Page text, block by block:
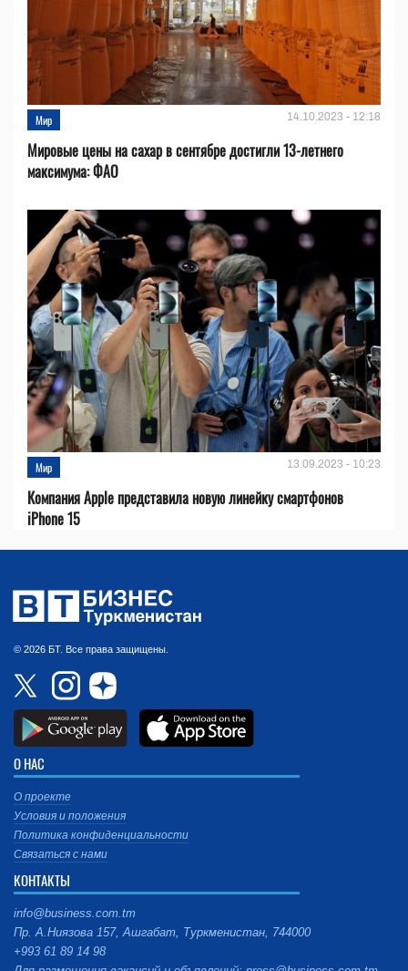
Мир 14.10.2023 - 12:18
Мировые цены на сахар в сентябре достигли 13-летнего
максимума: ФАО
Мир 13.09.2023 - 10:23
Компания Apple представила новую линейку смартфонов
iPhone 15
© 2026 БТ. Все права защищены.
О НАС
О проекте
Условия и положения
Политика конфиденциальности
Связаться с нами
КОНТАКТЫ
info@business.com.tm
Пр. А.Ниязова 157, Ашгабат, Туркменистан, 744000
+993 61 89 14 98